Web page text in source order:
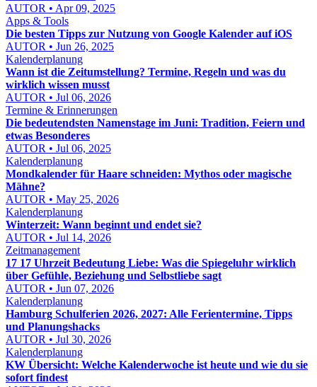
AUTOR • Apr 09, 2025
Apps & Tools
Die besten Tipps zur Nutzung von Google Kalender auf iOS
AUTOR • Jun 26, 2025
Kalenderplanung
Wann ist die Zeitumstellung? Termine, Regeln und was du
wirklich wissen musst
AUTOR • Jul 06, 2026
Termine & Erinnerungen
Die bedeutendsten Namenstage im Juni: Tradition, Feiern und
etwas Besonderes
AUTOR • Jul 06, 2025
Kalenderplanung
Mondkalender für Haare schneiden: Mythos oder magische
Mähne?
AUTOR • May 25, 2026
Kalenderplanung
Winterzeit: Wann beginnt und endet sie?
AUTOR • Jul 14, 2026
Zeitmanagement
17 17 Uhrzeit Bedeutung Liebe: Was die Spiegeluhr wirklich
über Gefühle, Beziehung und Selbstliebe sagt
AUTOR • Jun 07, 2026
Kalenderplanung
Hamburg Schulferien 2026, 2027: Alle Ferientermine, Tipps
und Planungshacks
AUTOR • Jul 30, 2026
Kalenderplanung
KW Übersicht: Welche Kalenderwoche ist heute und wie du sie
sofort findest